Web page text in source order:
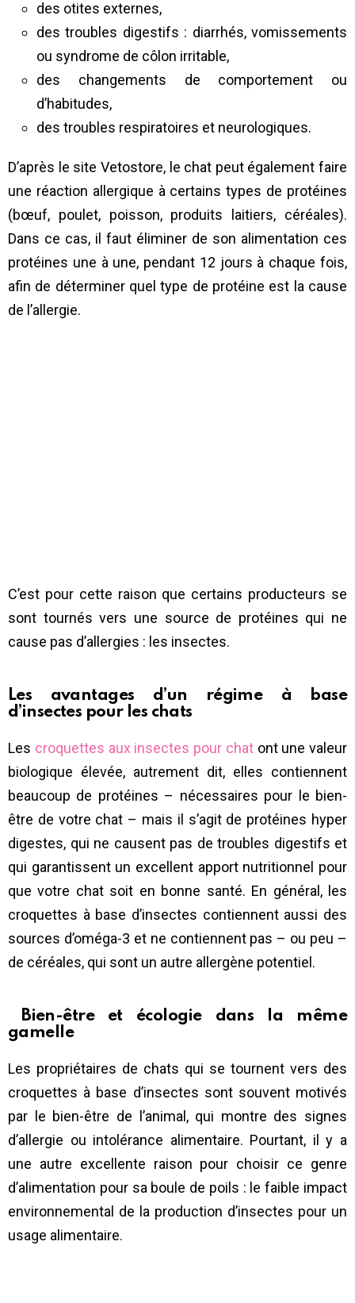
des otites externes,
des troubles digestifs : diarrhés, vomissements
ou syndrome de côlon irritable,
des changements de comportement ou
d’habitudes,
des troubles respiratoires et neurologiques.
D’après le site Vetostore, le chat peut également faire
une réaction allergique à certains types de protéines
(bœuf, poulet, poisson, produits laitiers, céréales).
Dans ce cas, il faut éliminer de son alimentation ces
protéines une à une, pendant 12 jours à chaque fois,
afin de déterminer quel type de protéine est la cause
de l’allergie.
C’est pour cette raison que certains producteurs se
sont tournés vers une source de protéines qui ne
cause pas d’allergies : les insectes.
Les avantages d’un régime à base
d’insectes pour les chats
Les croquettes aux insectes pour chatont une valeur
biologique élevée, autrement dit, elles contiennent
beaucoup de protéines – nécessaires pour le bien-
être de votre chat – mais il s’agit de protéines hyper
digestes, qui ne causent pas de troubles digestifs et
qui garantissent un excellent apport nutritionnel pour
que votre chat soit en bonne santé. En général, les
croquettes à base d’insectes contiennent aussi des
sources d’oméga-3 et ne contiennent pas – ou peu –
de céréales, qui sont un autre allergène potentiel.
Bien-être et écologie dans la même
gamelle
Les propriétaires de chats qui se tournent vers des
croquettes à base d’insectes sont souvent motivés
par le bien-être de l’animal, qui montre des signes
d’allergie ou intolérance alimentaire. Pourtant, il y a
une autre excellente raison pour choisir ce genre
d’alimentation pour sa boule de poils : le faible impact
environnemental de la production d’insectes pour un
usage alimentaire.